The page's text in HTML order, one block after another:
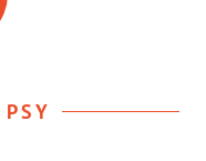
которых двое,